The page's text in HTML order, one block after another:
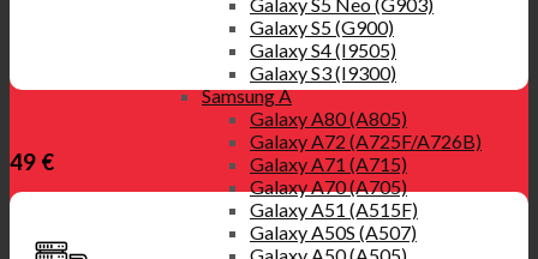
Galaxy S5 (G900)
Galaxy S4 (I9505)
Galaxy S3 (I9300)
Samsung A
Galaxy A80 (A805)
Galaxy A72 (A725F/A726B)
Galaxy A71 (A715)
Galaxy A70 (A705)
Galaxy A51 (A515F)
Galaxy A50S (A507)
49 €